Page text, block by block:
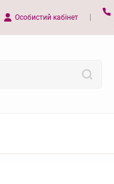
Особистий кабінет